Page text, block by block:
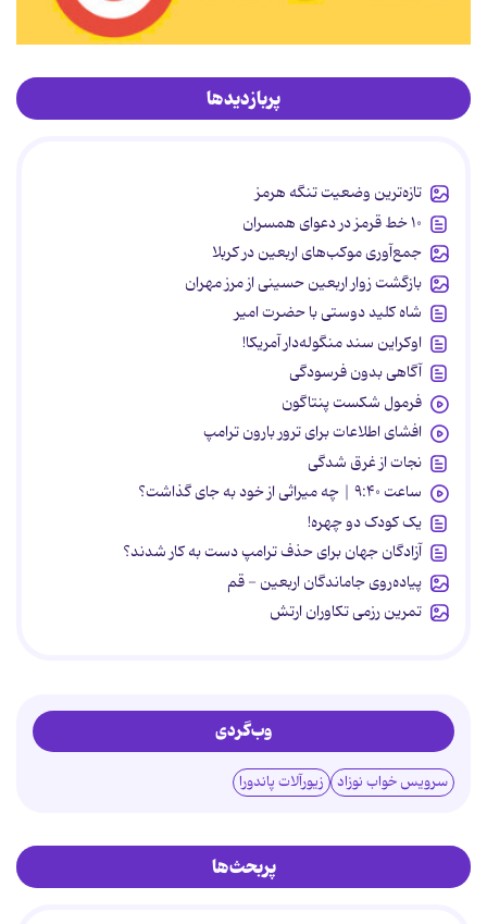
پربازدیدها
تازه‌ترین وضعیت تنگه هرمز
۱۰ خط قرمز در دعوای همسران
جمع‌آوری موکب‌های اربعین در کربلا
بازگشت زوار اربعین حسینی از مرز مهران
شاه کلید دوستی با حضرت امیر
اوکراین سند منگوله‌دار آمریکا!
آگاهی بدون فرسودگی
فرمول شکست پنتاگون
افشای اطلاعات برای ترور بارون ترامپ
نجات از غرق شدگی
ساعت ۹:۴۰ | چه میراثی از خود به جای گذاشت؟
یک کودک دو چهره!
آزادگان جهان برای حذف ترامپ دست به کار شدند؟
پیاده‌روی جاماندگان اربعین - قم
تمرین رزمی تکاوران ارتش
وب‌گردی
سرویس خواب نوزاد زیورآلات پاندورا
پربحث‌ها